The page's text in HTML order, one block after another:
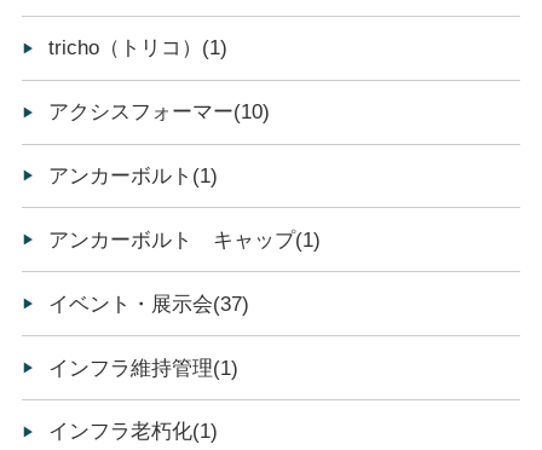
tricho（トリコ）(1)
アクシスフォーマー(10)
アンカーボルト(1)
アンカーボルト キャップ(1)
イベント・展示会(37)
インフラ維持管理(1)
インフラ老朽化(1)